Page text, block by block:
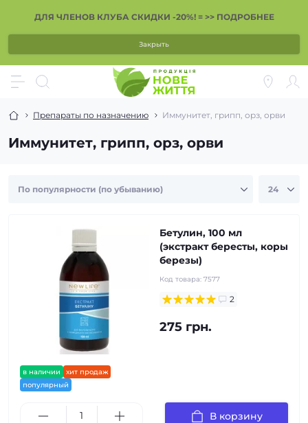
ДЛЯ ЧЛЕНОВ КЛУБА СКИДКИ -20%! = >> ПОДРОБНЕЕ
Закрыть
Препараты по назначению Иммунитет, грипп, орз, орви
Иммунитет, грипп, орз, орви
в наличии
хит продаж
популярный
Бетулин, 100 мл
(экстракт бересты, коры
березы)
Код товара: 7577
2
275 грн.
В корзину